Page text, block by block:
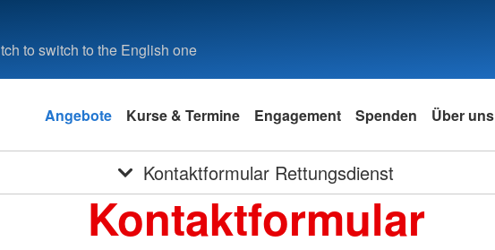
to switch to the English one
Angebote Kurse & Termine Engagement Spenden Über uns
Kontaktformular Rettungsdienst
Kontaktformular